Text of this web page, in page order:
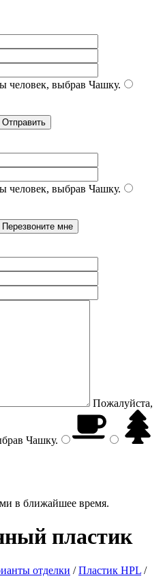
человек, выбрав Чашку.
человек, выбрав Чашку.
Пожалуйста,
Чашку.
в ближайшее время.
пластик
отделки /Пластик HPL /